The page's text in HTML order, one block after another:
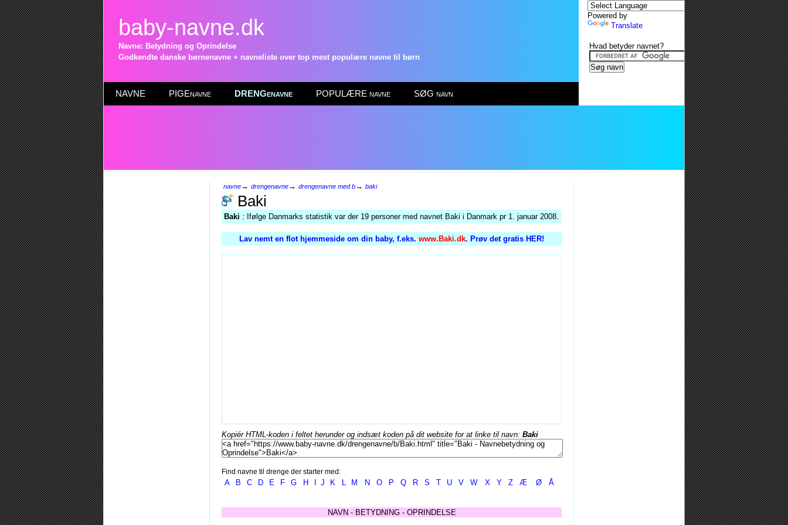
baby-navne.dk
Navne: Betydning og Oprindelse
Godkendte danske børnenavne + navneliste over top mest populære navne til børn
NAVNE PIGEnavne DRENGenavne POPULÆRE navne SØG navn
navne→ drengenavne→ drengenavne med b→ baki
Baki
Baki : Ifølge Danmarks statistik var der 19 personer med navnet Baki i Danmark pr 1. januar 2008.
Lav nemt en flot hjemmeside om din baby, f.eks. www.Baki.dk. Prøv det gratis HER!
Kopiér HTML-koden i feltet herunder og indsæt koden på dit website for at linke til navn: Baki
Find navne til drenge der starter med:
A B C D E F G H J K L M N O P Q R S T U V W X Y Z Æ Ø Å
NAVN - BETYDNING - OPRINDELSE
Powered by
Translate
Hvad betyder navnet?